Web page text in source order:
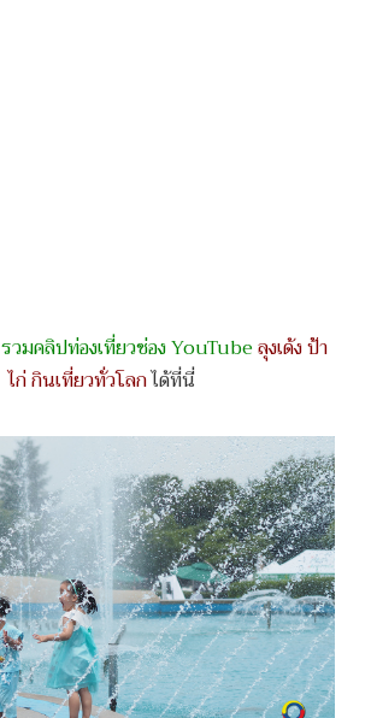
รวมคลิปท่องเที่ยวช่อง YouTubeลุงเด้ง ป้า
ไก่ กินเที่ยวทั่วโลกได้ที่นี่